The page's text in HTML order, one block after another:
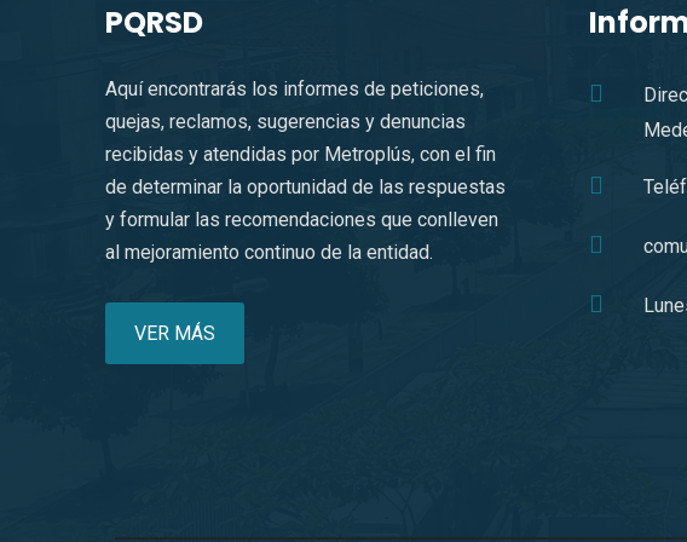
PQRSD
Aquí encontrarás los informes de peticiones,
quejas, reclamos, sugerencias y denuncias
recibidas y atendidas por Metroplús, con el fin
de determinar la oportunidad de las respuestas
y formular las recomendaciones que conlleven
al mejoramiento continuo de la entidad.
VER MÁS